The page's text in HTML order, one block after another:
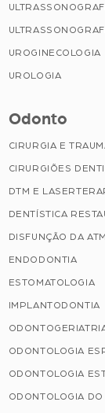
UROGINECOLOGIA
UROLOGIA
Odonto
CIRURGIA E
CIRURGIÕES
DTM E
DENTÍSTICA
DISFUNÇÃO DA ATM
ENDODONTIA
ESTOMATOLOGIA
IMPLANTODONTIA
ODONTOLOGIA
ODONTOLOGIA
ODONTOLOGIA DO